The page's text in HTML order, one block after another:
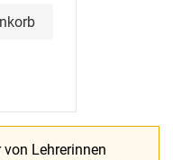
Lehrerinnen